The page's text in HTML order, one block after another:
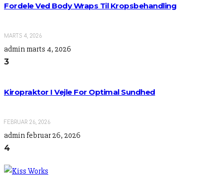
Fordele Ved Body Wraps Til Kropsbehandling
MARTS 4, 2026
admin marts 4, 2026
3
Kiropraktor I Vejle For Optimal Sundhed
FEBRUAR 26, 2026
admin februar 26, 2026
4